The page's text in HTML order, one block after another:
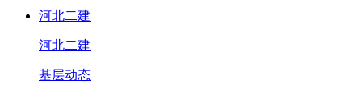
河北二建
河北二建
基层动态